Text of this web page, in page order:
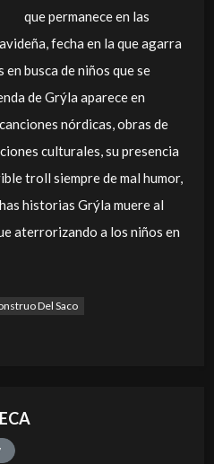
que permanece en las
fecha en la que agarra
busca de niños que se
de Grýla aparece en
nórdicas, obras de
culturales, su presencia
troll siempre de mal humor,
historias Grýla muere al
aterrorizando a los niños en
Del Saco